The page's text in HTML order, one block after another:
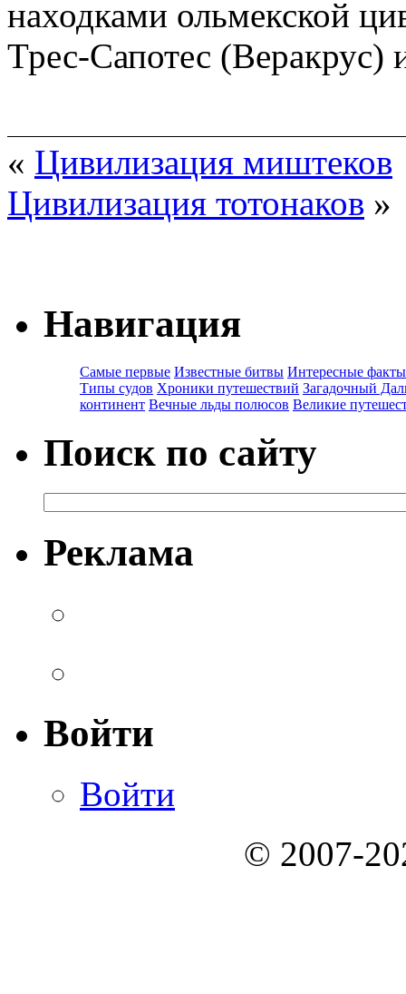
находками ольмекской
Трес-Сапотес (Веракрус)
« Цивилизация миштеков
Цивилизация тотонаков »
Навигация
Самые первые Известные битвы Интересные факты
Типы судов Хроники путешествий Загадочный
континент Вечные льды полюсов Великие
Поиск по сайту
Реклама
Войти
Войти
© 2007-